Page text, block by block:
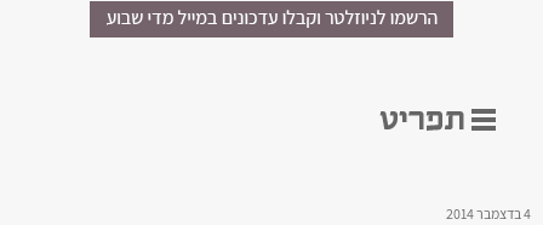
4 בדצמבר 2014